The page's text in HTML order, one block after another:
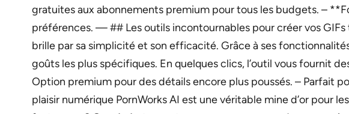
gratuites aux abonnements premium pour tous les budgets. –
préférences. — ## Les outils incontournables pour créer vos
brille par sa simplicité et son efficacité. Grâce à ses
goûts les plus spécifiques. En quelques clics, l’outil vous fournit
Option premium pour des détails encore plus poussés. – Parfait
plaisir numérique PornWorks AI est une véritable mine d’or pour